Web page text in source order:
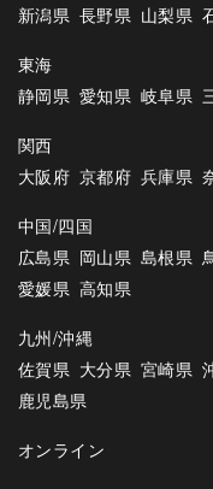
新潟県 長野県 山梨県
東海
静岡県 愛知県 岐阜県
関西
大阪府 京都府 兵庫県
中国/四国
広島県 岡山県 島根県
愛媛県 高知県
九州/沖縄
佐賀県 大分県 宮崎県
鹿児島県
オンライン